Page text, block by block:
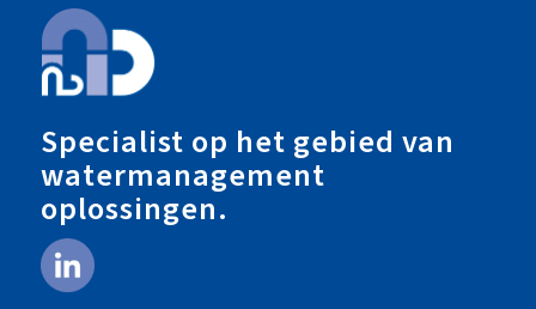
Specialist op het gebied van
watermanagement
oplossingen.